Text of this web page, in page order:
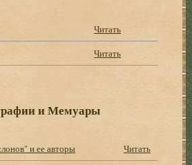
Читать
Читать
и Мемуары
и ее авторы Читать